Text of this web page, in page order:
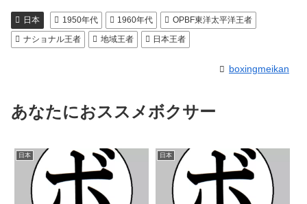
日本 1950年代 1960年代
OPBF東洋太平洋王者
ナショナル王者
地域王者 日本王者
boxingmeikan
あなたにおススメボクサー
日本 日本